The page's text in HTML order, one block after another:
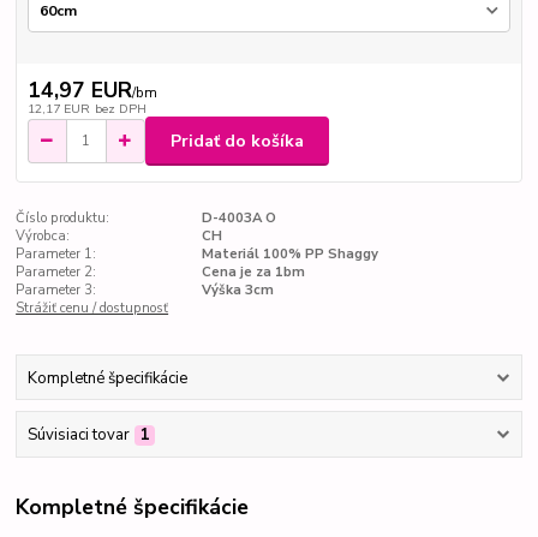
14,97 EUR/bm
12,17 EUR bez DPH
Pridať do košíka
Číslo produktu:
D-4003A O
Výrobca:
CH
Parameter 1:
Materiál 100% PP Shaggy
Parameter 2:
Cena je za 1bm
Parameter 3:
Výška 3cm
Strážiť cenu / dostupnosť
Kompletné špecifikácie
Súvisiaci tovar 1
Kompletné špecifikácie